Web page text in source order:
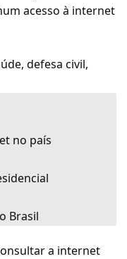
acesso à internet
defesa civil,
no país
Brasil
a internet